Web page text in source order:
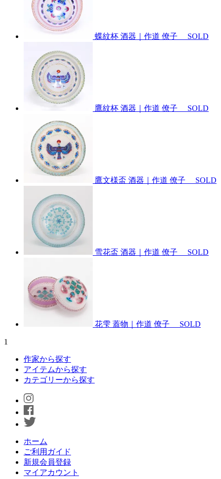
蝶紋杯 酒器｜作道 僚子 SOLD
鷹紋杯 酒器｜作道 僚子 SOLD
鷹文様盃 酒器｜作道 僚子 SOLD
雪花盃 酒器｜作道 僚子 SOLD
花雫 蓋物｜作道 僚子 SOLD
1
作家から探す
アイテムから探す
カテゴリーから探す
ホーム
ご利用ガイド
新規会員登録
マイアカウント